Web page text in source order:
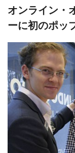
オンライン・
ーに初のポッ